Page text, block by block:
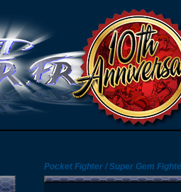
Pocket Fighter / Super Gem